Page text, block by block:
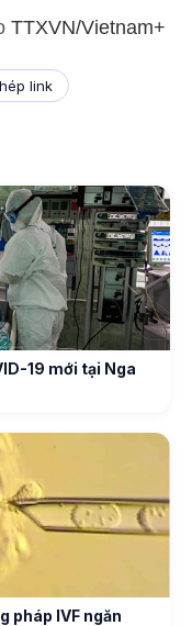
TTXVN/Vietnam+
link
19 mới tại Nga
pháp IVF ngăn